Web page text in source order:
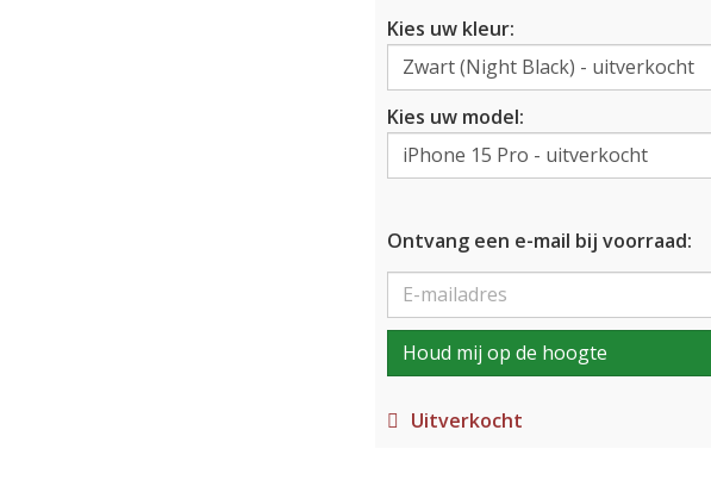
Kies uw kleur:
Kies uw model:
Ontvang een e-mail bij voorraad:
Houd mij op de hoogte
Uitverkocht